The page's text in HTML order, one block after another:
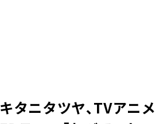
キタニタツヤ、TVアニ